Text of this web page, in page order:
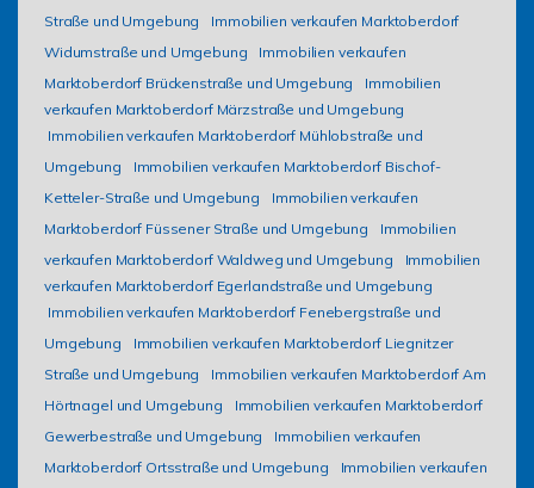
Straße und Umgebung
Immobilien verkaufen Marktoberdorf
Widumstraße und Umgebung
Immobilien verkaufen
Marktoberdorf Brückenstraße und Umgebung
Immobilien
verkaufen Marktoberdorf Märzstraße und Umgebung
Immobilien verkaufen Marktoberdorf Mühlobstraße und
Umgebung
Immobilien verkaufen Marktoberdorf Bischof-
Ketteler-Straße und Umgebung
Immobilien verkaufen
Marktoberdorf Füssener Straße und Umgebung
Immobilien
verkaufen Marktoberdorf Waldweg und Umgebung
Immobilien
verkaufen Marktoberdorf Egerlandstraße und Umgebung
Immobilien verkaufen Marktoberdorf Fenebergstraße und
Umgebung
Immobilien verkaufen Marktoberdorf Liegnitzer
Straße und Umgebung
Immobilien verkaufen Marktoberdorf Am
Hörtnagel und Umgebung
Immobilien verkaufen Marktoberdorf
Gewerbestraße und Umgebung
Immobilien verkaufen
Marktoberdorf Ortsstraße und Umgebung
Immobilien verkaufen